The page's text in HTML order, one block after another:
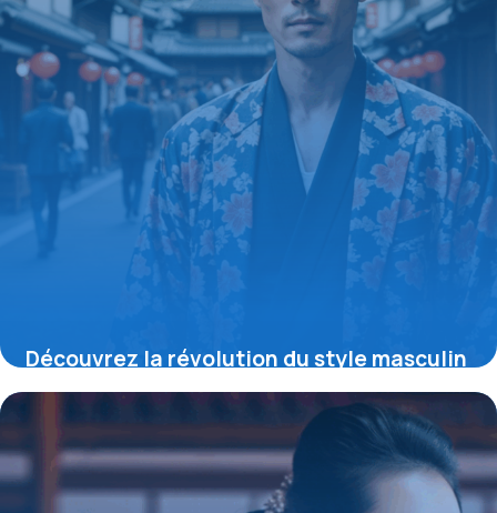
Découvrez la révolution du style masculin
: le blazer kimono japonais qui allie
tradition, modernité et exclusivité rare
19 mai 2026